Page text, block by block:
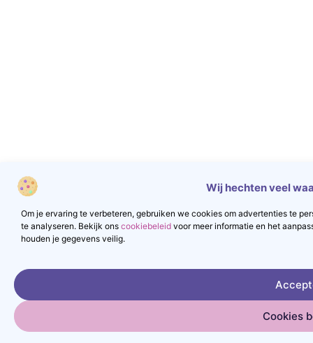
Wij hechten veel
Om je ervaring te verbeteren, gebruiken we cookies om advertenties te
te analyseren. Bekijk ons cookiebeleid voor meer informatie en het
houden je gegevens veilig.
Cookies